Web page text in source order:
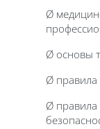
Ø
Ø основы
Ø правила
Ø правила